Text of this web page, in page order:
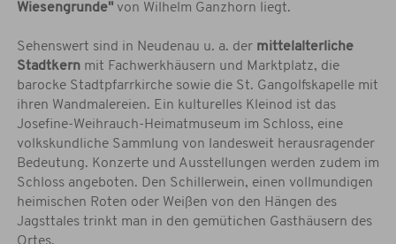
Wiesengrunde" von Wilhelm Ganzhorn liegt.
Sehenswert sind in Neudenau u. a. der mittelalterliche
Stadtkernmit Fachwerkhäusern und Marktplatz, die
barocke Stadtpfarrkirche sowie die St. Gangolfskapelle mit
ihren Wandmalereien. Ein kulturelles Kleinod ist das
Josefine-Weihrauch-Heimatmuseum im Schloss, eine
volkskundliche Sammlung von landesweit herausragender
Bedeutung. Konzerte und Ausstellungen werden zudem im
Schloss angeboten. Den Schillerwein, einen vollmundigen
heimischen Roten oder Weißen von den Hängen des
Jagsttales trinkt man in den gemütichen Gasthäusern des